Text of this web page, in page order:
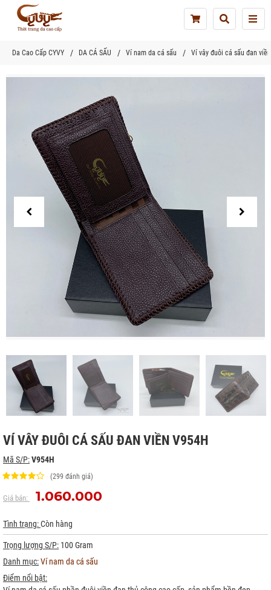
Da Cao Cấp CYVY DA CÁ SẤU Ví nam da cá sấu Ví vây đuôi cá sấu đan
VÍ VÂY ĐUÔI CÁ SẤU ĐAN VIỀN V954H
Mã S/P:V954H
(299 đánh giá)
Giá bán: 1.060.000
Tình trạng:Còn hàng
Trọng lượng S/P: 100 Gram
Danh mục:Ví nam da cá sấu
Điểm nổi bật: